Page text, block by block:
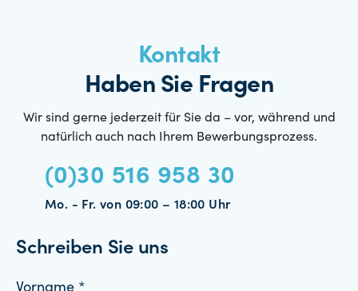
Kontakt
Haben Sie Fragen
Wir sind gerne jederzeit für Sie da – vor, während und
natürlich auch nach Ihrem Bewerbungsprozess.
(0)30 516 958 30
Mo. - Fr. von 09:00 – 18:00 Uhr
Schreiben Sie uns